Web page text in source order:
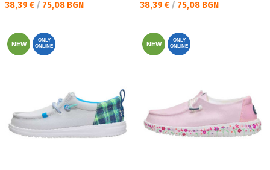
Текуща цена:
38,39 € / 75,08 BGN Текуща цена:
38,39 € / 75,08 BGN
NEW
ONLY
ONLINE
NEW
ONLY
ONLINE